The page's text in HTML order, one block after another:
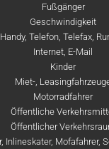
Fußgänger
Geschwindigkeit
Telefon, Telefax,
Internet, E-Mail
Kinder
Miet-,
Motorradfahrer
Öffentliche
Öffentlicher
Inlineskater, Mofafahrer,